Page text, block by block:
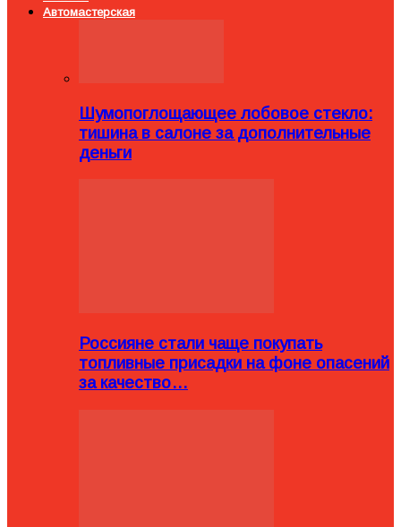
Автомастерская
Шумопоглощающее лобовое стекло:
тишина в салоне за дополнительные
деньги
Россияне стали чаще покупать
топливные присадки на фоне опасений
за качество…